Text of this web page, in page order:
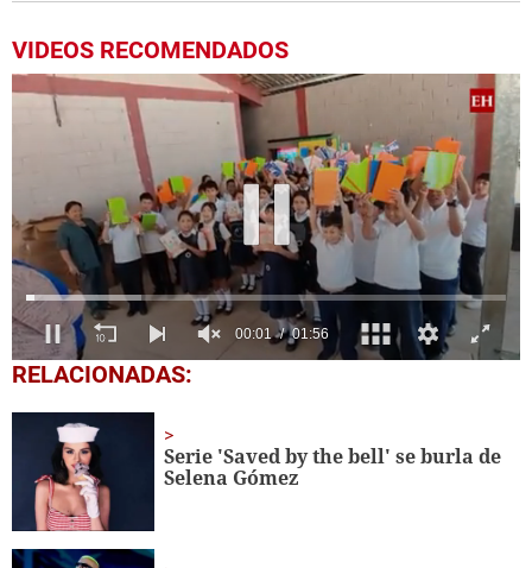
VIDEOS RECOMENDADOS
0
seconds
minute,
seconds
RELACIONADAS:
Serie 'Saved by the bell' se burla de
Selena Gómez